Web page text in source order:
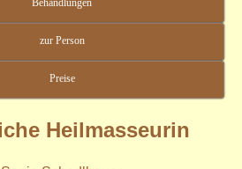
Behandlungen
zur Person
Preise
Heilmasseurin